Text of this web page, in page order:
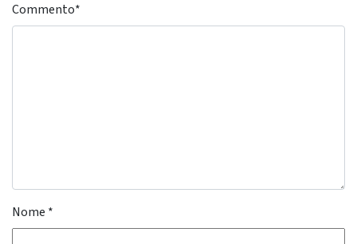
Commento*
Nome *